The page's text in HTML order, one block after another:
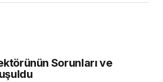
Sorunları ve